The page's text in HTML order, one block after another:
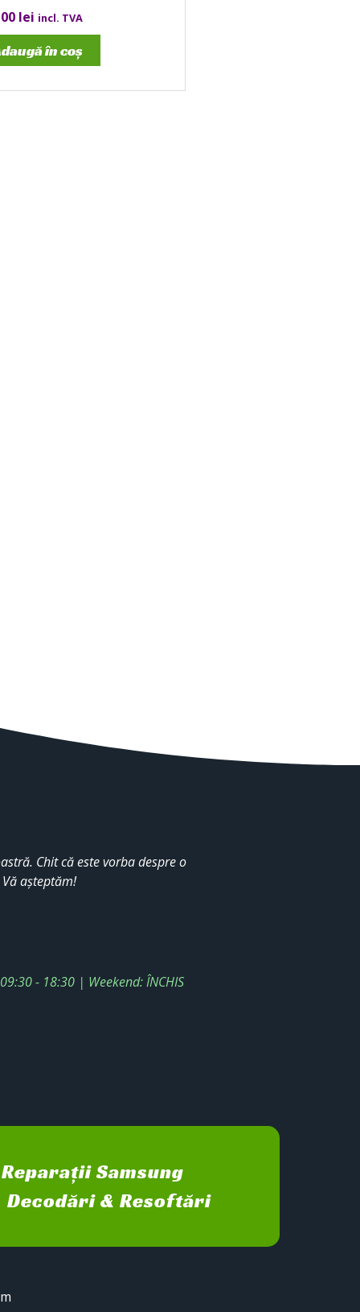
lei incl. TVA
în coș
Chit că este vorba despre o
așteptăm!
- 18:30 | Weekend: ÎNCHIS
Reparații Samsung
Decodări & Resoftări